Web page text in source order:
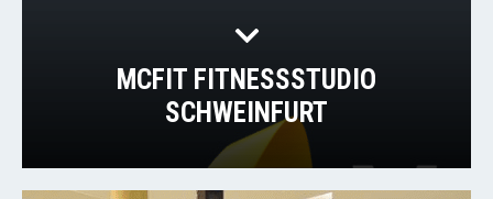
MCFIT FITNESSSTUDIO
SCHWEINFURT